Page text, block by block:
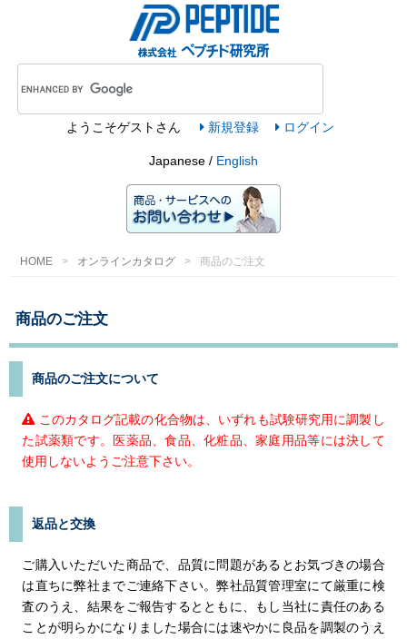
ようこそゲスト さん 新規登録 ログイン
Japanese / English
HOME オンラインカタログ 商品のご注文
商品のご注文
商品のご注文について
このカタログ記載の化合物は、いずれも試験研究用に調製し
た試薬類です。医薬品、食品、化粧品、家庭用品等には決して
使用しないようご注意下さい。
返品と交換
ご購入いただいた商品で、品質に問題があるとお気づきの場合
は直ちに弊社までご連絡下さい。弊社品質管理室にて厳重に検
査のうえ、結果をご報告するとともに、もし当社に責任のある
ことが明らかになりました場合には速やかに良品を調製のうえ